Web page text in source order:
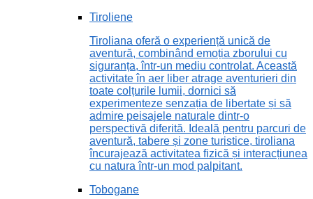
Tiroliene
Tiroliana oferă o experiență unică de
aventură, combinând emoția zborului cu
siguranța, într-un mediu controlat. Această
activitate în aer liber atrage aventurieri din
toate colțurile lumii, dornici să
experimenteze senzația de libertate și să
admire peisajele naturale dintr-o
perspectivă diferită. Ideală pentru parcuri de
aventură, tabere și zone turistice, tiroliana
încurajează activitatea fizică și interacțiunea
cu natura într-un mod palpitant.
Tobogane